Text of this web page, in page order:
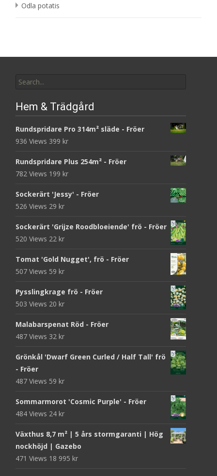
Odla potatis
for:
Hem & Trädgård
Rundspridare Pro 314m² släde - Fröer
936 Views 399 kr
Rundspridare Plus 254m² - Fröer
782 Views 199 kr
Sockerärt 'Jessy' - Fröer
526 Views 29 kr
Sockerärt 'Grijze Roodbloeiende' frö - Fröer
520 Views 22 kr
Tomat 'Gold Nugget', frö - Fröer
507 Views 59 kr
Pysslingkrage frö - Fröer
503 Views 20 kr
Malabarspenat Röd - Fröer
487 Views 32 kr
Grönkål 'Dwarf Green Curled / Half Tall' frö
- Fröer
487 Views 59 kr
Sommarmorot 'Cosmic Purple' - Fröer
484 Views 24 kr
Växthus 8,7 m² | 5 års stormgaranti | Hög
nockhöjd | Gazebo
471 Views 18 995 kr